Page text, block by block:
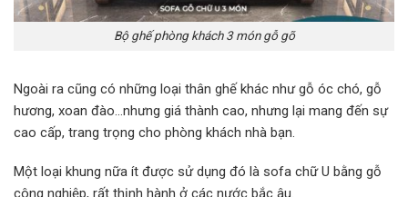
Bộ ghế phòng khách 3 món gỗ gõ
Ngoài ra cũng có những loại thân ghế khác như gỗ óc chó, gỗ
hương, xoan đào…nhưng giá thành cao, nhưng lại mang đến sự
cao cấp, trang trọng cho phòng khách nhà bạn.
Một loại khung nữa ít được sử dụng đó là sofa chữ U bằng gỗ
công nghiệp, rất thịnh hành ở các nước bắc âu.